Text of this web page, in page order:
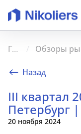
Главная
Назад
III квартал
Петербург
20 ноября 2024